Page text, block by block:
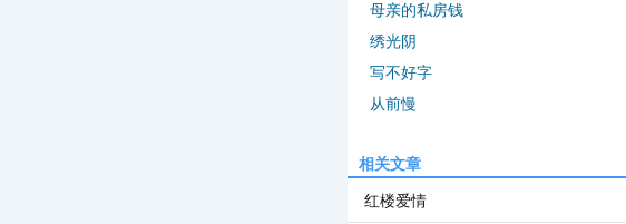
母亲的私房钱
绣光阴
写不好字
从前慢
相关文章
红楼爱情